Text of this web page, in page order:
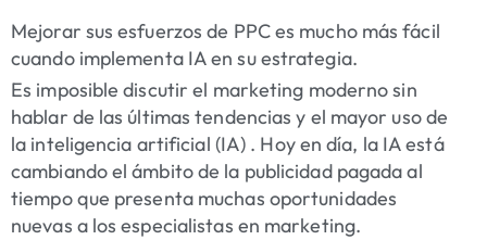
Mejorar sus esfuerzos de PPC es mucho más fácil
cuando implementa IA en su estrategia.
Es imposible discutir el marketing moderno sin
hablar de las últimas tendencias y el mayor uso de
la inteligencia artificial (IA) . Hoy en día, la IA está
cambiando el ámbito de la publicidad pagada al
tiempo que presenta muchas oportunidades
nuevas a los especialistas en marketing.